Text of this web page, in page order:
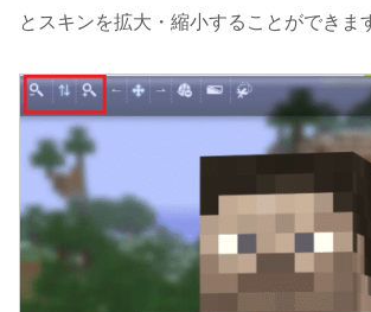
とスキンを拡大・縮小することができま